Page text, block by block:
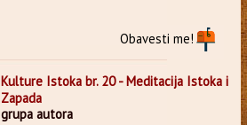
Obavesti me!
Kulture Istoka br. 20 - Meditacija Istoka i
Zapada
grupa autora